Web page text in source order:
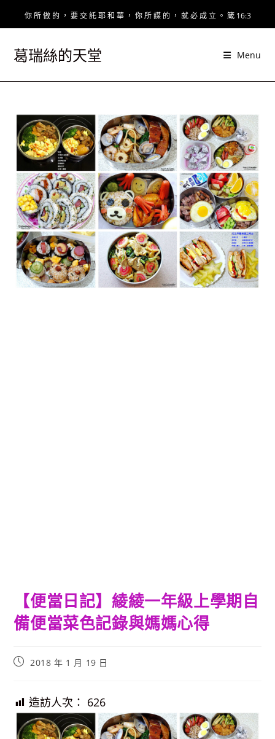
你 所 做 的 ， 要 交 託 耶 和 華 ， 你 所 謀 的 ， 就 必 成 立 。 箴 16:3
葛瑞絲的天堂 Menu
【便當日記】綾綾一年級上學期自
備便當菜色記錄與媽媽心得
Post2018 年 1 月 19 日
造訪人次： 626